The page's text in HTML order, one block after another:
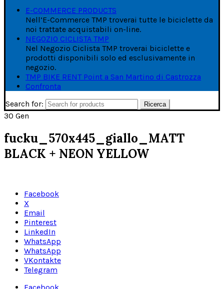
E-COMMERCE PRODUCTS
Nell’E-Commerce TMP troverai tutte le biciclette da
noi trattate acquistabili on-line.
NEGOZIO CICLISTA TMP
Nel Negozio Ciclista TMP troverai biciclette e
prodotti disponibili solo ed esclusivamente in
negozio.
TMP BIKE RENT Point a San Martino di Castrozza
Confronta
Search for:
Ricerca
30 Gen
fucku_570x445_giallo_MATT
BLACK + NEON YELLOW
Facebook
X
Email
Pinterest
LinkedIn
WhatsApp
WhatsApp
VKontakte
Telegram